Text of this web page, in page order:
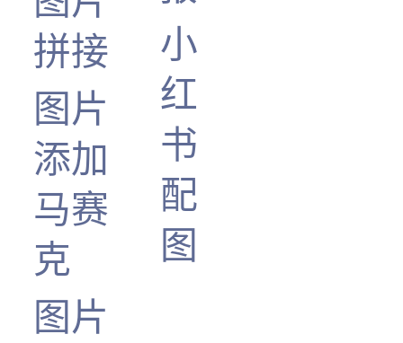
拼接
图片
添加
马赛
克
图片
小
红
书
配
图